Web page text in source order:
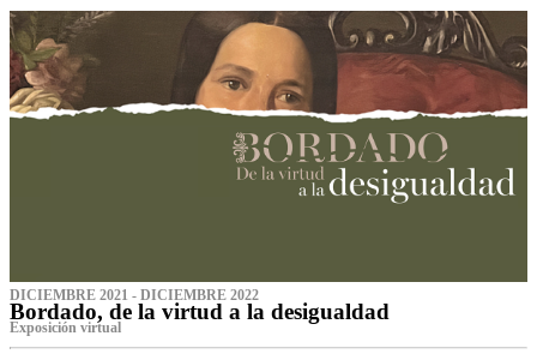
DICIEMBRE 2021 - DICIEMBRE 2022
Bordado, de la virtud a la desigualdad
Exposición virtual‌